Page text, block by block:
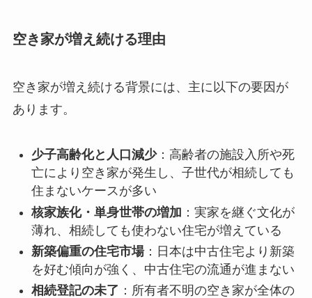
空き家が増え続ける理由
空き家が増え続ける背景には、主に以下の要因が
あります。
少子高齢化と人口減少：高齢者の施設入所や死
亡により空き家が発生し、子世代が相続しても
住まないケースが多い
核家族化・単身世帯の増加 ：実家を継ぐ文化が
薄れ、相続しても使わない住宅が増えている
新築偏重の住宅市場：日本は中古住宅より新築
を好む傾向が強く、中古住宅の流通が進まない
相続登記の未了 ：所有者不明の空き家が全体の